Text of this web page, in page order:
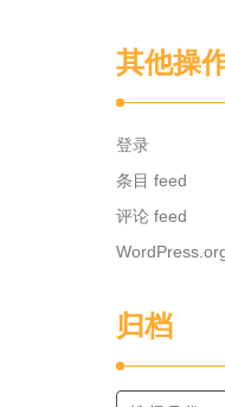
其他操
登录
条目 feed
评论 feed
归档